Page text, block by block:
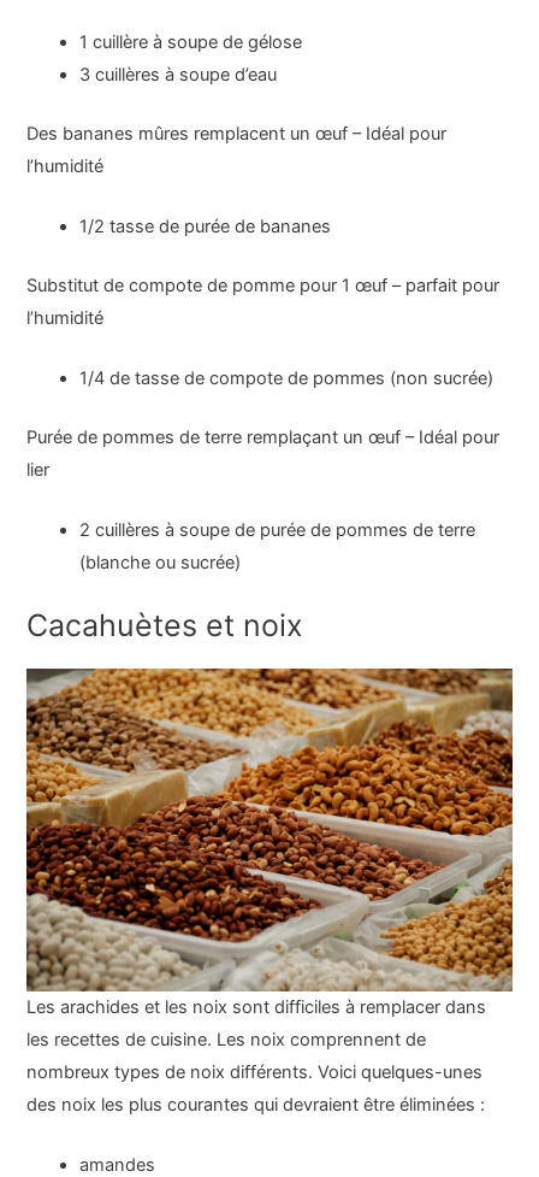
1 cuillère à soupe de gélose
3 cuillères à soupe d’eau
Des bananes mûres remplacent un œuf – Idéal pour
l’humidité
1/2 tasse de purée de bananes
Substitut de compote de pomme pour 1 œuf – parfait pour
l’humidité
1/4 de tasse de compote de pommes (non sucrée)
Purée de pommes de terre remplaçant un œuf – Idéal pour
lier
2 cuillères à soupe de purée de pommes de terre
(blanche ou sucrée)
Cacahuètes et noix
Les arachides et les noix sont difficiles à remplacer dans
les recettes de cuisine. Les noix comprennent de
nombreux types de noix différents. Voici quelques-unes
des noix les plus courantes qui devraient être éliminées :
amandes